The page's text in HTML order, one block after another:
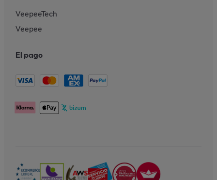
VeepeeTech
Veepee
El pago